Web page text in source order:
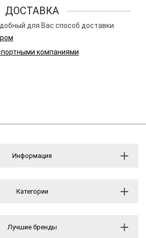
ДОСТАВКА
для Вас способ доставки.
компаниями
Информация
Категории
Лучшие бренды